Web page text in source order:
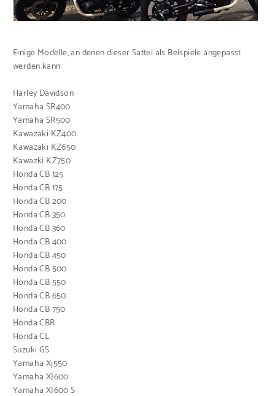
Einige Modelle, an denen dieser Sattel als Beispiele angepasst
werden kann:
Harley Davidson
Yamaha SR400
Yamaha SR500
Kawazaki KZ400
Kawazaki KZ650
Kawazki KZ750
Honda CB 125
Honda CB 175
Honda CB 200
Honda CB 350
Honda CB 360
Honda CB 400
Honda CB 450
Honda CB 500
Honda CB 550
Honda CB 650
Honda CB 750
Honda CBR
Honda CL
Suzuki GS
Yamaha Xj550
Yamaha XJ600
Yamaha XJ600 S